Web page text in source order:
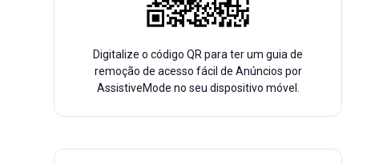
Digitalize o código QR para ter um guia de
remoção de acesso fácil de Anúncios por
AssistiveMode no seu dispositivo móvel.